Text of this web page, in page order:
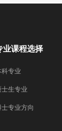
业课程选择
科专业
士生专业
士专业方向